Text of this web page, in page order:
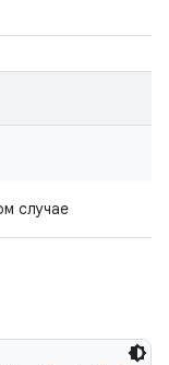
случае